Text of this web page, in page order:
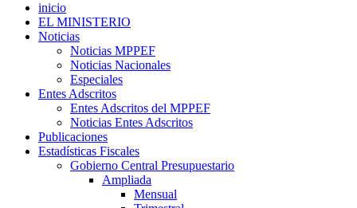
inicio
EL MINISTERIO
Noticias
Noticias MPPEF
Noticias Nacionales
Especiales
Entes Adscritos
Entes Adscritos del MPPEF
Noticias Entes Adscritos
Publicaciones
Estadísticas Fiscales
Gobierno Central Presupuestario
Ampliada
Mensual